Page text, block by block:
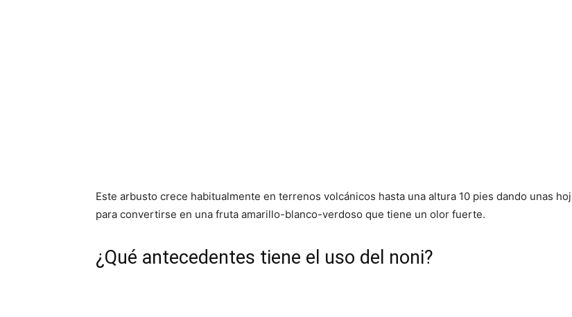
Este arbusto crece habitualmente en terrenos volcánicos hasta una altura 10 pies dando unas
para convertirse en una fruta amarillo-blanco-verdoso que tiene un olor fuerte.
¿Qué antecedentes tiene el uso del noni?